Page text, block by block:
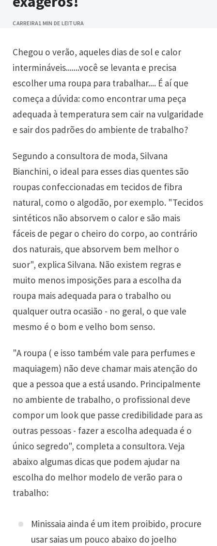
CARREIRA1 MIN DE LEITURA
Chegou o verão, aqueles dias de sol e calor
intermináveis.......você se levanta e precisa
escolher uma roupa para trabalhar.... É aí que
começa a dúvida: como encontrar uma peça
adequada à temperatura sem cair na vulgaridade
e sair dos padrões do ambiente de trabalho?
Segundo a consultora de moda, Silvana
Bianchini, o ideal para esses dias quentes são
roupas confeccionadas em tecidos de fibra
natural, como o algodão, por exemplo. "Tecidos
sintéticos não absorvem o calor e são mais
fáceis de pegar o cheiro do corpo, ao contrário
dos naturais, que absorvem bem melhor o
suor", explica Silvana. Não existem regras e
muito menos imposições para a escolha da
roupa mais adequada para o trabalho ou
qualquer outra ocasião - no geral, o que vale
mesmo é o bom e velho bom senso.
"A roupa ( e isso também vale para perfumes e
maquiagem) não deve chamar mais atenção do
que a pessoa que a está usando. Principalmente
no ambiente de trabalho, o profissional deve
compor um look que passe credibilidade para as
outras pessoas - fazer a escolha adequada é o
único segredo", completa a consultora. Veja
abaixo algumas dicas que podem ajudar na
escolha do melhor modelo de verão para o
trabalho:
Minissaia ainda é um item proibido, procure
usar saias um pouco abaixo do joelho